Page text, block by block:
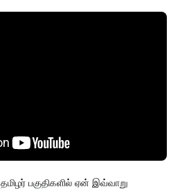
தமிழர் பகுதிகளில் ஏன் இவ்வாறு